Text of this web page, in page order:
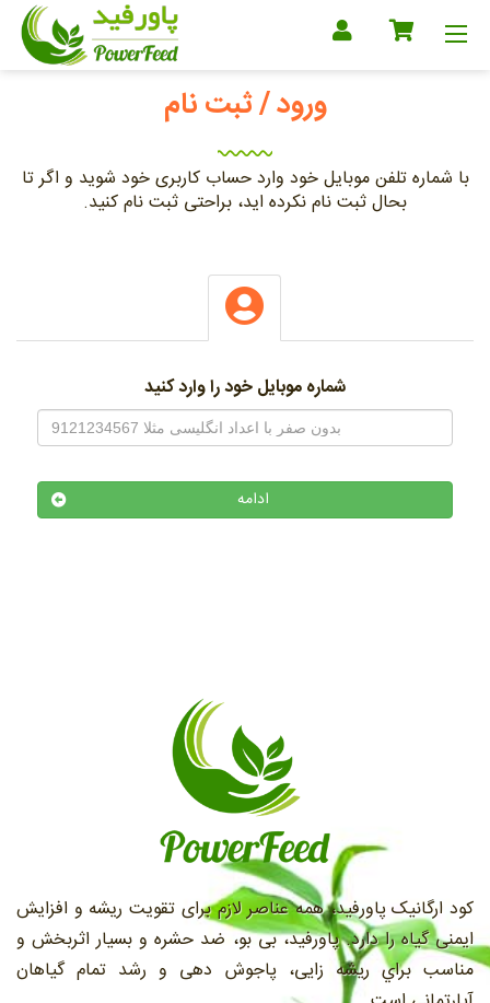
ورود / ثبت نام
با شماره تلفن موبایل خود وارد حساب کاربری خود شوید و اگر تا
بحال ثبت نام نکرده اید، براحتی ثبت نام کنید.
شماره موبایل خود را وارد کنید
ادامه
کود ارگانیک پاورفید، همه عناصر لازم برای تقویت ریشه و افزایش
ایمنی گیاه را دارد. پاورفید، بی بو، ضد حشره و بسیار اثربخش و
مناسب براي ريشه زايی، پاجوش دهی و رشد تمام گیاهان